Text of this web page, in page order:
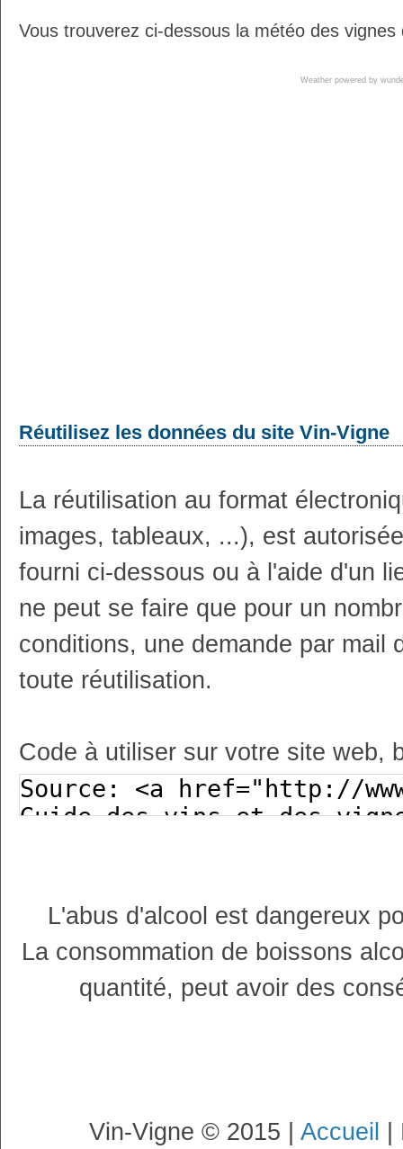
Vous trouverez ci-dessous la météo des
Weather powered by
Réutilisez les données du site Vin-Vigne
La réutilisation au format
images, tableaux, ...), est
fourni ci-dessous ou à l'aide d'un
ne peut se faire que pour un
conditions, une demande par mail
toute réutilisation.
Code à utiliser sur votre site web,
L'abus d'alcool est dangereux
La consommation de boissons
quantité, peut avoir des
Vin-Vigne © 2015 | Accueil